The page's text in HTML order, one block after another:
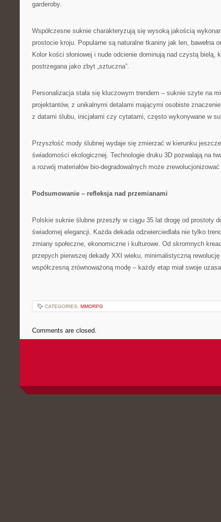
garderoby.
Współczesne suknie charakteryzują się wysoką jakością
prostocie kroju. Popularne są naturalne tkaniny jak len, bawełna
Kolor kości słoniowej i nude odcienie dominują nad czystą bielą,
postrzegana jako zbyt „sztuczna”.
Personalizacja stała się kluczowym trendem – suknie szyte na
projektantów, z unikalnymi detalami mającymi osobiste
z datami ślubu, inicjałami czy cytatami, często wykonywane w
Przyszłość mody ślubnej wydaje się zmierzać w kierunku
świadomości ekologicznej. Technologie druku 3D pozwalają na
a rozwój materiałów bio-degradowalnych może zrewolucjonizować
Podsumowanie – refleksja nad przemianami
Polskie suknie ślubne przeszły w ciągu 35 lat drogę od prostoty
świadomej elegancji. Każda dekada odzwierciedlała nie tylko
zmiany społeczne, ekonomiczne i kulturowe. Od skromnych
przepych pierwszej dekady XXI wieku, minimalistyczną
współczesną zrównoważoną modę – każdy etap miał swoje
CATEGORIES: MMORPG
Comments are closed.